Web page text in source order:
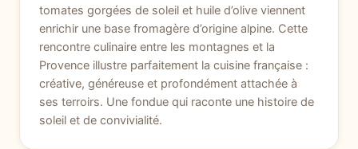
tomates gorgées de soleil et huile d’olive viennent
enrichir une base fromagère d’origine alpine. Cette
rencontre culinaire entre les montagnes et la
Provence illustre parfaitement la cuisine française :
créative, généreuse et profondément attachée à
ses terroirs. Une fondue qui raconte une histoire de
soleil et de convivialité.